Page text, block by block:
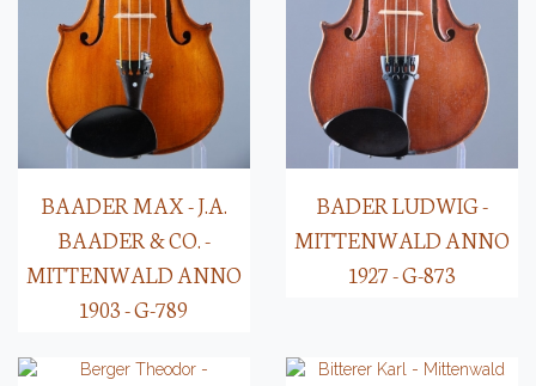
BAADER MAX - J.A.
BAADER & CO. -
MITTENWALD ANNO
1903 - G-789
BADER LUDWIG -
MITTENWALD ANNO
1927 - G-873